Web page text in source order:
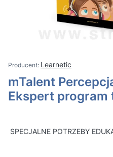
Learnetic
mTalent
Ekspert
SPECJALNE POTRZEBY